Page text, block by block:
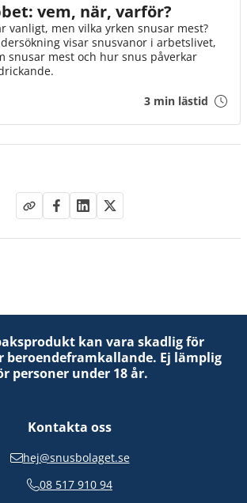
vem, när, varför?
vanligt, men vilka yrken snusar mest?
visar snusvanor i arbetslivet,
snusar mest och hur snus påverkar
3 min lästid
kan vara skadlig för
beroendeframkallande. Ej lämplig
personer under 18 år.
Kontakta oss
hej@snusbolaget.se
08 517 910 94